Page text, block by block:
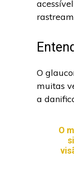
O
muitas
a
O